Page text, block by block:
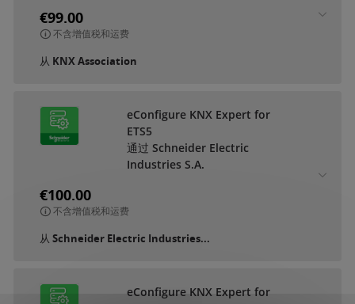
€99.00
不含增值税和运费
从 KNX Association
eConfigure KNX Expert for
ETS5
通过 Schneider Electric
Industries S.A.
€100.00
不含增值税和运费
从 Schneider Electric Industries...
eConfigure KNX Expert for